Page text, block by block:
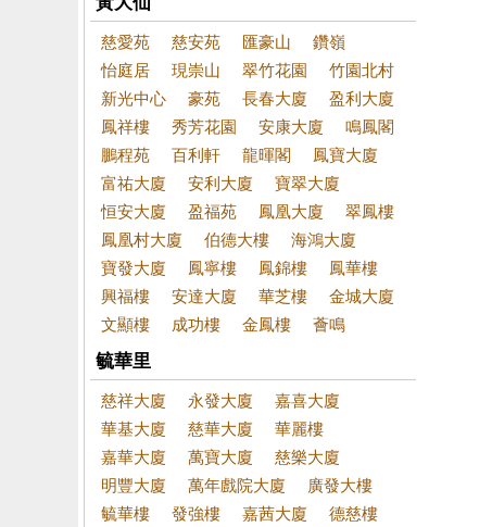
慈愛苑 慈安苑 匯豪山
鑽嶺
怡庭居
現崇山 翠竹花園
竹園北村
新光中心
豪苑 長春大廈
盈利大廈
鳳祥樓
秀芳花園 安康大廈
鳴鳳閣
鵬程苑
百利軒 龍暉閣
鳳寶大廈
富祐大廈
安利大廈
寶翠大廈
恒安大廈
盈福苑 鳳凰大廈
翠鳳樓
鳳凰村大廈
伯德大樓
海鴻大廈
寶發大廈
鳳寧樓 鳳錦樓
鳳華樓
興福樓
安達大廈 華芝樓
金城大廈
文顯樓
成功樓 金鳳樓 薈鳴
毓華里
慈祥大廈 永發大廈
嘉喜大廈
華基大廈
慈華大廈
華麗樓
嘉華大廈
萬寶大廈
慈樂大廈
明豐大廈
萬年戲院大廈
廣發大樓
毓華樓
發強樓 嘉茜大廈
德慈樓